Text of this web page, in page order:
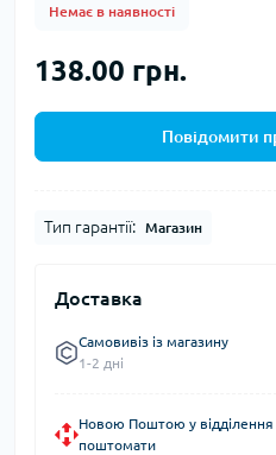
Немає в наявності
138.00 грн.
Повідомити
Тип гарантії: Магазин
Доставка
Самовивіз із магазину
1-2 дні
Новою Поштою у відділення
поштомати